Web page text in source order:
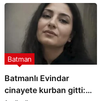
Batmanlı Evindar
cinayete kurban gitti:
Batman